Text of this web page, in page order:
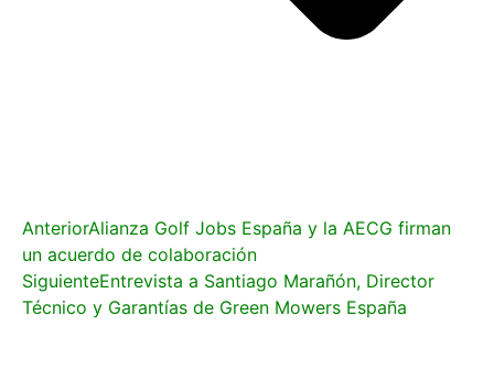
AnteriorAlianza Golf Jobs España y la AECG firman
un acuerdo de colaboración
SiguienteEntrevista a Santiago Marañón, Director
Técnico y Garantías de Green Mowers España